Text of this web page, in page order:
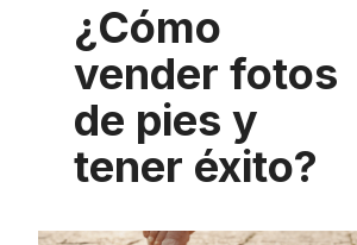
¿Cómo
vender fotos
de pies y
tener éxito?